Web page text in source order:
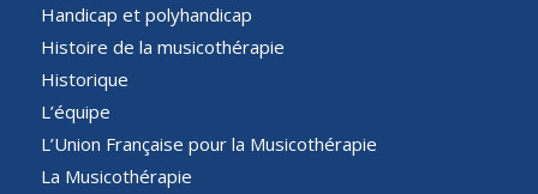
Handicap et polyhandicap
Histoire de la musicothérapie
Historique
L’équipe
L’Union Française pour la Musicothérapie
La Musicothérapie